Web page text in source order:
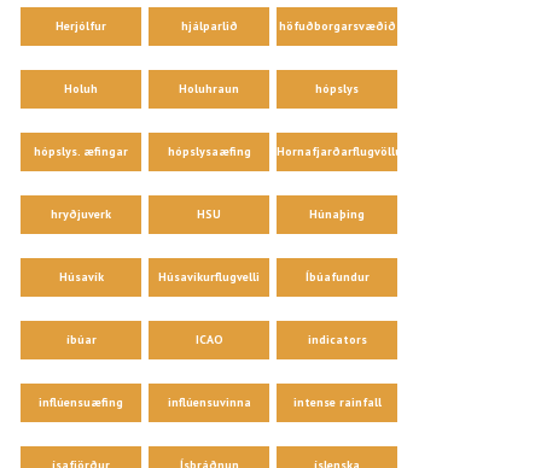
Herjólfur hjálparlið höfuðborgarsvæðið
Holuh Holuhraun hópslys
hópslys. æfingar hópslysaæfing Hornafjarðarflugvöllur
hryðjuverk HSU Húnaþing
Húsavík Húsavíkurflugvelli Íbúafundur
íbúar ICAO indicators
inflúensuæfing inflúensuvinna intense rainfall